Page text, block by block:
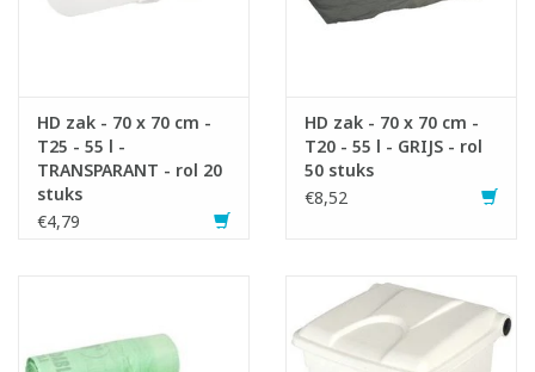
Infofiche
HD zak - 70 x 70 cm -
T25 - 55 l -
TRANSPARANT - rol 20
stuks
€4,79
HD zak - 70 x 70 cm -
T20 - 55 l - GRIJS - rol
50 stuks
€8,52